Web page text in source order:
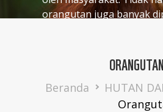
orangutan juga banyak
ORANGUTAN
Breadcrumb
Beranda
HUTAN